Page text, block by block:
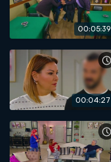
00:05:39
00:04:27